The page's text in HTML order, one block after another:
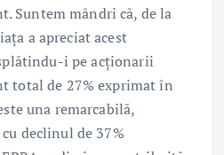
Suntem mândri că, de la
a apreciat acest
i pe acționarii
total de 27% exprimat în
una remarcabilă,
declinul de 37%